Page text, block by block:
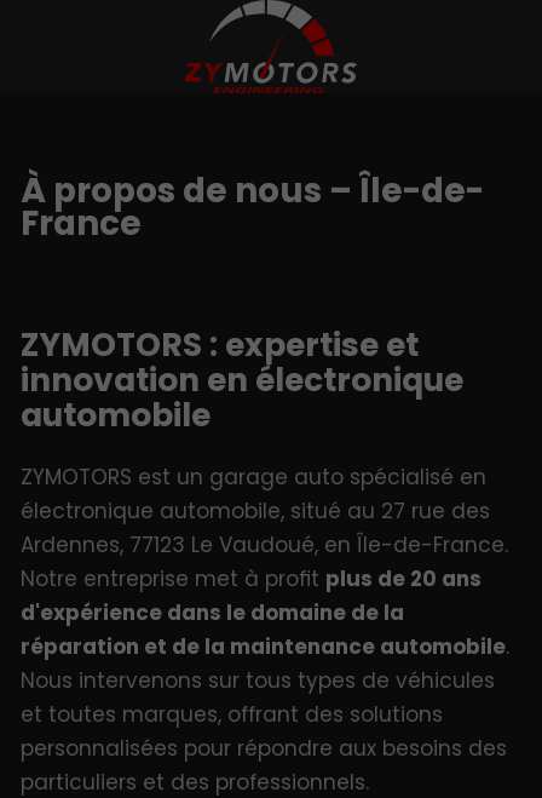
À propos de nous – Île-de-
France
ZYMOTORS : expertise et
innovation en électronique
automobile
ZYMOTORS est un garage auto spécialisé en
électronique automobile, situé au 27 rue des
Ardennes, 77123 Le Vaudoué, en Île-de-France.
Notre entreprise met à profit plus de 20 ans
d'expérience dans le domaine de la
réparation et de la maintenance automobile.
Nous intervenons sur tous types de véhicules
et toutes marques, offrant des solutions
personnalisées pour répondre aux besoins des
particuliers et des professionnels.